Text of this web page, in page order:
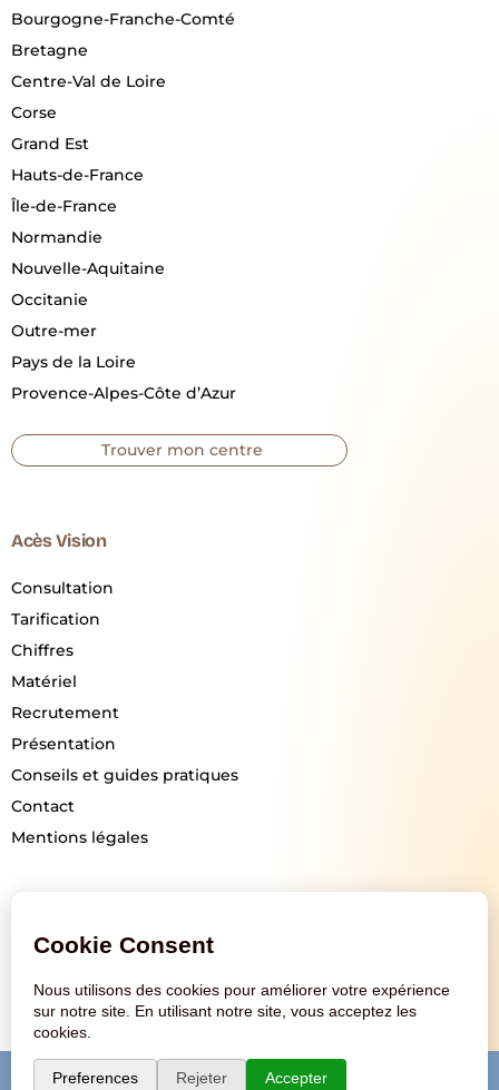
Bourgogne-Franche-Comté
Bretagne
Centre-Val de Loire
Corse
Grand Est
Hauts-de-France
Île-de-France
Normandie
Nouvelle-Aquitaine
Occitanie
Outre-mer
Pays de la Loire
Provence-Alpes-Côte d’Azur
Trouver mon centre
Acès Vision
Consultation
Tarification
Chiffres
Matériel
Recrutement
Présentation
Conseils et guides pratiques
Contact
Mentions légales
ACCES VISION © 2026 ·Mentions légales